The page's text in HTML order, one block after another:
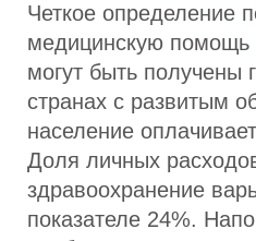
Четкое определение
медицинскую помощь
могут быть получены
странах с развитым
население
Доля личных
здравоохранение
показателе 24%.